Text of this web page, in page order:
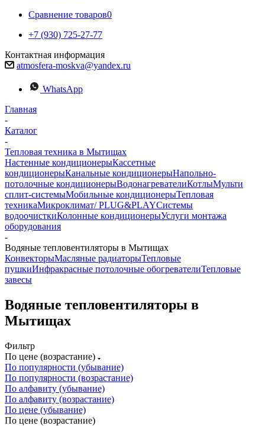
Сравнение товаров0
+7 (930) 725-27-77
Контактная информация
atmosfera-moskva@yandex.ru
WhatsApp
Главная
-
Каталог
-
Тепловая техника в Мытищах
Настенные кондиционерыКассетные
кондиционерыКанальные кондиционерыНапольно-
потолочные кондиционерыВодонагревателиКотлыМульти
сплит-системыМобильные кондиционерыТепловая
техникаМикроклимат/ PLUG&PLAYСистемы
водоочисткиКолонные кондиционерыУслуги монтажа
оборудования
-
Водяные тепловентиляторы в Мытищах
КонвекторыМасляные радиаторыТепловые
пушкиИнфракрасные потолочные обогревателиТепловые
завесы
Водяные тепловентиляторы в
Мытищах
Фильтр
По цене (возрастание)
По популярности (убывание)
По популярности (возрастание)
По алфавиту (убывание)
По алфавиту (возрастание)
По цене (убывание)
По цене (возрастание)